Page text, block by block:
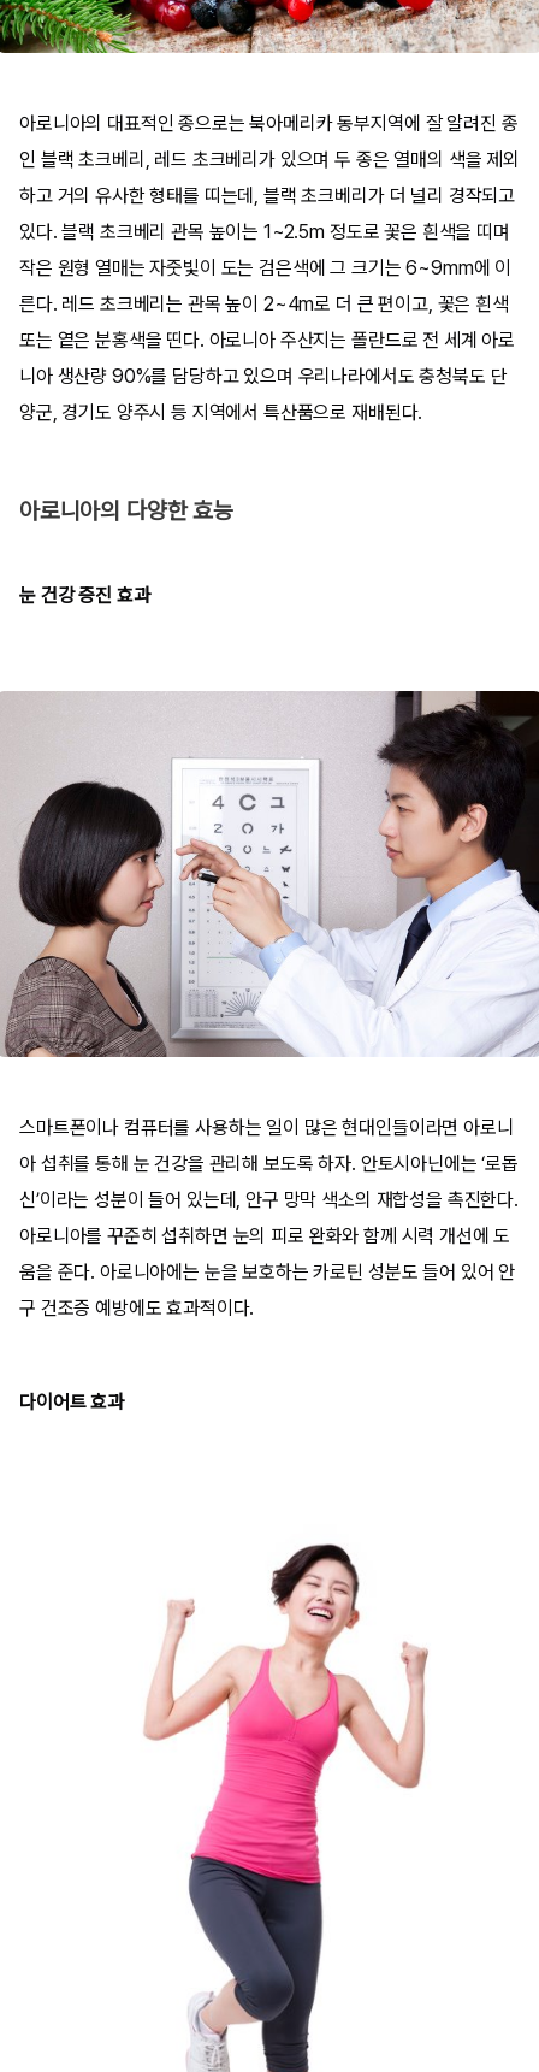
아로니아의 대표적인 종으로는 북아메리카 동부지역에 잘 알려진 종
인 블랙 초크베리, 레드 초크베리가 있으며 두 종은 열매의 색을 제외
하고 거의 유사한 형태를 띠는데, 블랙 초크베리가 더 널리 경작되고
있다. 블랙 초크베리 관목 높이는 1~2.5m 정도로 꽃은 흰색을 띠며
작은 원형 열매는 자줏빛이 도는 검은색에 그 크기는 6~9mm에 이
른다. 레드 초크베리는 관목 높이 2~4m로 더 큰 편이고, 꽃은 흰색
또는 옅은 분홍색을 띤다. 아로니아 주산지는 폴란드로 전 세계 아로
니아 생산량 90%를 담당하고 있으며 우리나라에서도 충청북도 단
양군, 경기도 양주시 등 지역에서 특산품으로 재배된다.
아로니아의 다양한 효능
눈 건강 증진 효과
스마트폰이나 컴퓨터를 사용하는 일이 많은 현대인들이라면 아로니
아 섭취를 통해 눈 건강을 관리해 보도록 하자. 안토시아닌에는 ‘로돕
신’이라는 성분이 들어 있는데, 안구 망막 색소의 재합성을 촉진한다.
아로니아를 꾸준히 섭취하면 눈의 피로 완화와 함께 시력 개선에 도
움을 준다. 아로니아에는 눈을 보호하는 카로틴 성분도 들어 있어 안
구 건조증 예방에도 효과적이다.
다이어트 효과